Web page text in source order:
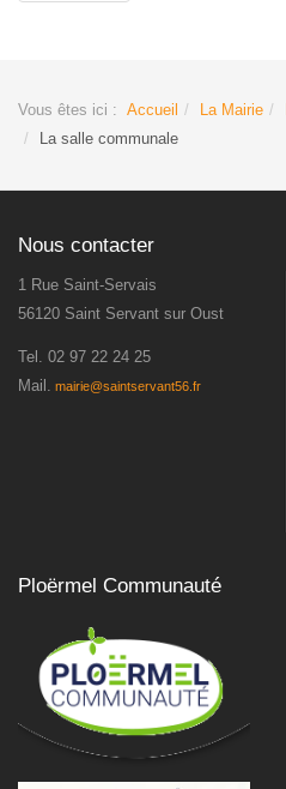
Vous êtes ici : Accueil La Mairie
La salle communale
Nous contacter
1 Rue Saint-Servais
56120 Saint Servant sur Oust
Tel. 02 97 22 24 25
Mail. mairie@saintservant56.fr
Ploërmel Communauté